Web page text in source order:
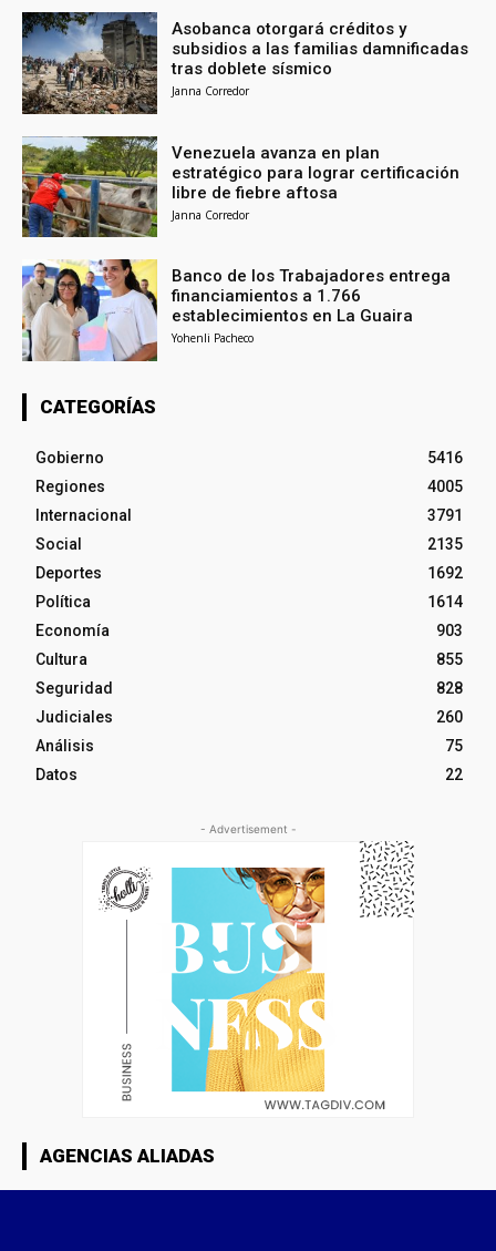
Asobanca otorgará créditos y
subsidios a las familias damnificadas
tras doblete sísmico
Janna Corredor
Venezuela avanza en plan
estratégico para lograr certificación
libre de fiebre aftosa
Janna Corredor
Banco de los Trabajadores entrega
financiamientos a 1.766
establecimientos en La Guaira
Yohenli Pacheco
CATEGORÍAS
Gobierno
5416
Regiones
4005
Internacional
3791
Social
2135
Deportes
1692
Política
1614
Economía
903
Cultura
855
Seguridad
828
Judiciales
260
Análisis
75
Datos
22
- Advertisement -
AGENCIAS ALIADAS